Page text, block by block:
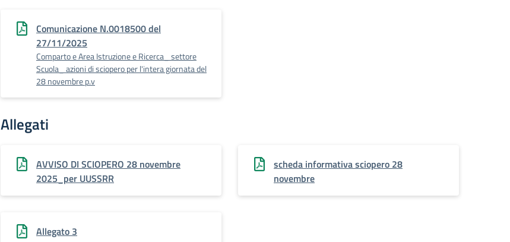
Comunicazione N.0018500 del
27/11/2025
Comparto e Area Istruzione e Ricerca_ settore
Scuola_ azioni di sciopero per l'intera giornata del
28 novembre p.v
Allegati
AVVISO DI SCIOPERO 28 novembre
2025_per UUSSRR
scheda informativa sciopero 28
novembre
Allegato 3